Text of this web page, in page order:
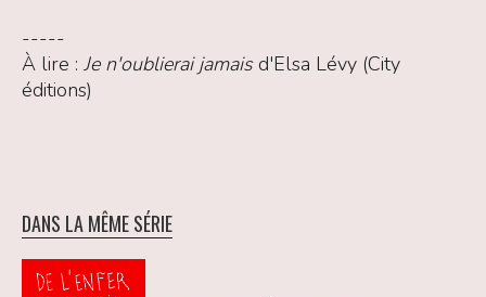
-----
À lire : Je n'oublierai jamaisd'Elsa Lévy (City
éditions)
DANS LA MÊME SÉRIE